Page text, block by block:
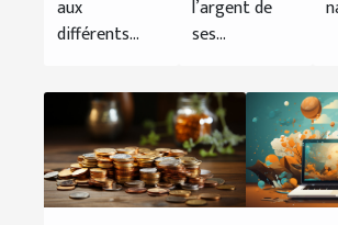
aux
différents...
l’argent de
ses...